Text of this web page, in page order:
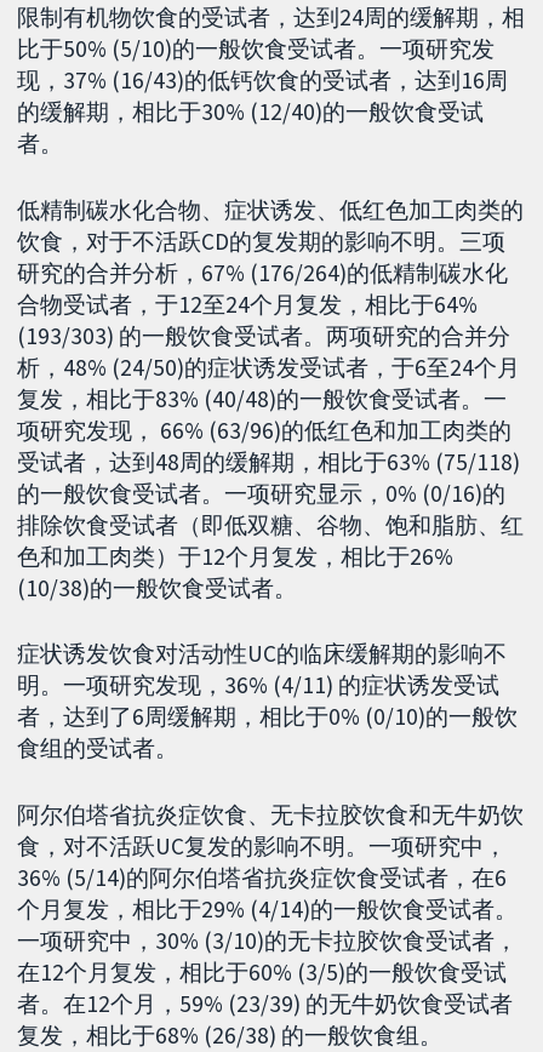
限制有机物饮食的受试者，达到24周的缓解期，相
比于50% (5/10)的一般饮食受试者。一项研究发
现，37% (16/43)的低钙饮食的受试者，达到16周
的缓解期，相比于30% (12/40)的一般饮食受试
者。
低精制碳水化合物、症状诱发、低红色加工肉类的
饮食，对于不活跃CD的复发期的影响不明。三项
研究的合并分析，67% (176/264)的低精制碳水化
合物受试者，于12至24个月复发，相比于64%
(193/303) 的一般饮食受试者。两项研究的合并分
析，48% (24/50)的症状诱发受试者，于6至24个月
复发，相比于83% (40/48)的一般饮食受试者。一
项研究发现， 66% (63/96)的低红色和加工肉类的
受试者，达到48周的缓解期，相比于63% (75/118)
的一般饮食受试者。一项研究显示，0% (0/16)的
排除饮食受试者（即低双糖、谷物、饱和脂肪、红
色和加工肉类）于12个月复发，相比于26%
(10/38)的一般饮食受试者。
症状诱发饮食对活动性UC的临床缓解期的影响不
明。一项研究发现，36% (4/11) 的症状诱发受试
者，达到了6周缓解期，相比于0% (0/10)的一般饮
食组的受试者。
阿尔伯塔省抗炎症饮食、无卡拉胶饮食和无牛奶饮
食，对不活跃UC复发的影响不明。一项研究中，
36% (5/14)的阿尔伯塔省抗炎症饮食受试者，在6
个月复发，相比于29% (4/14)的一般饮食受试者。
一项研究中，30% (3/10)的无卡拉胶饮食受试者，
在12个月复发，相比于60% (3/5)的一般饮食受试
者。在12个月，59% (23/39) 的无牛奶饮食受试者
复发，相比于68% (26/38) 的一般饮食组。